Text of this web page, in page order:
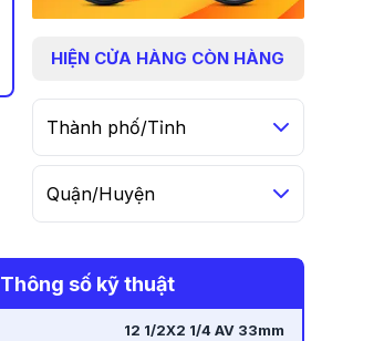
HIỆN CỬA HÀNG CÒN HÀNG
Thành phố/Tỉnh
Quận/Huyện
Thông số kỹ thuật
12 1/2X2 1/4 AV 33mm